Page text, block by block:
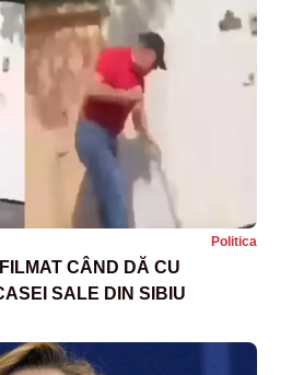
Politica
CÂND DĂ CU
SALE DIN SIBIU